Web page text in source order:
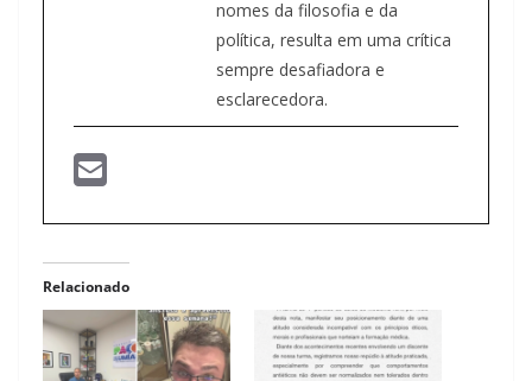
nomes da filosofia e da
política, resulta em uma crítica
sempre desafiadora e
esclarecedora.
Relacionado